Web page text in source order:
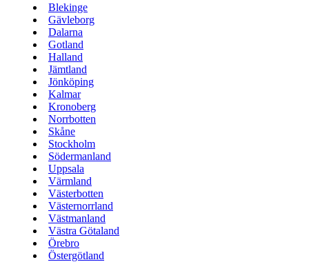
Blekinge
Gävleborg
Dalarna
Gotland
Halland
Jämtland
Jönköping
Kalmar
Kronoberg
Norrbotten
Skåne
Stockholm
Södermanland
Uppsala
Värmland
Västerbotten
Västernorrland
Västmanland
Västra Götaland
Örebro
Östergötland